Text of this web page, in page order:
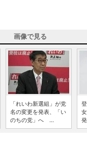
画像で見る
「れいわ新選組」が党
名の変更を発表、「い
のちの党」へ ...